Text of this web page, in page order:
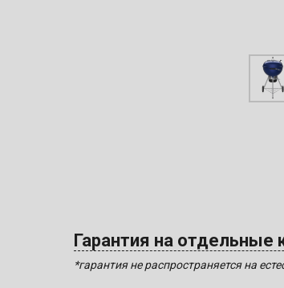
Гарантия на отдельные
*гарантия не распространяется на